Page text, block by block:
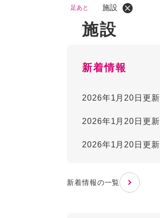
税金
人事・採用・職員
足あと 施設
施設
新着情報
2026年1月20日更新
2026年1月20日更新
2026年1月20日更新
新着情報の一覧